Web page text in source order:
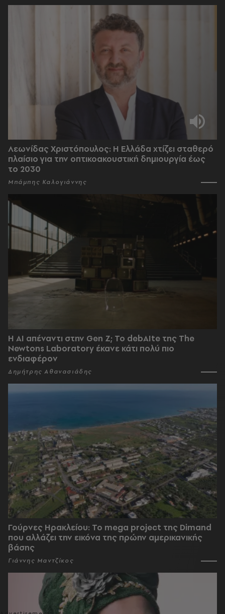
Λεωνίδας Χριστόπουλος: Η Ελλάδα χτίζει σταθερό
πλαίσιο για την οπτικοακουστική δημιουργία έως
το 2030
Μπάμπης Καλογιάννης
Η AI απέναντι στην Gen Z; Το debAIte της The
Newtons Laboratory έκανε κάτι πολύ πιο
ενδιαφέρον
Δημήτρης Αθανασιάδης
Γούρνες Ηρακλείου: To mega project της Dimand
που αλλάζει την εικόνα της πρώην αμερικανικής
βάσης
Γιάννης Μαντζίκος